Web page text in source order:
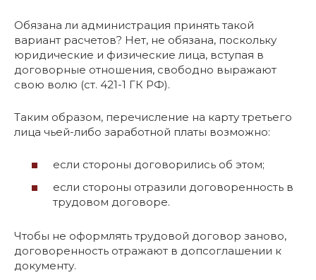
Обязана ли администрация принять такой
вариант расчетов? Нет, не обязана, поскольку
юридические и физические лица, вступая в
договорные отношения, свободно выражают
свою волю (ст. 421-1 ГК РФ).
Таким образом, перечисление на карту третьего
лица чьей-либо заработной платы возможно:
если стороны договорились об этом;
если стороны отразили договоренность в
трудовом договоре.
Чтобы не оформлять трудовой договор заново,
договоренность отражают в допсоглашении к
документу.